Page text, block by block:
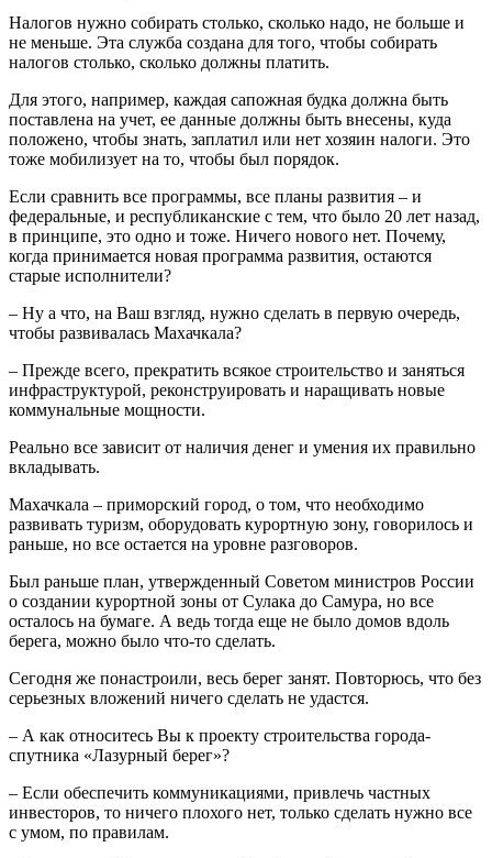
Налогов нужно собирать столько, сколько надо, не больше и
не меньше. Эта служба создана для того, чтобы собирать
налогов столько, сколько должны платить.
Для этого, например, каждая сапожная будка должна быть
поставлена на учет, ее данные должны быть внесены, куда
положено, чтобы знать, заплатил или нет хозяин налоги. Это
тоже мобилизует на то, чтобы был порядок.
Если сравнить все программы, все планы развития – и
федеральные, и республиканские с тем, что было 20 лет назад,
в принципе, это одно и тоже. Ничего нового нет. Почему,
когда принимается новая программа развития, остаются
старые исполнители?
– Ну а что, на Ваш взгляд, нужно сделать в первую очередь,
чтобы развивалась Махачкала?
– Прежде всего, прекратить всякое строительство и заняться
инфраструктурой, реконструировать и наращивать новые
коммунальные мощности.
Реально все зависит от наличия денег и умения их правильно
вкладывать.
Махачкала – приморский город, о том, что необходимо
развивать туризм, оборудовать курортную зону, говорилось и
раньше, но все остается на уровне разговоров.
Был раньше план, утвержденный Советом министров России
о создании курортной зоны от Сулака до Самура, но все
осталось на бумаге. А ведь тогда еще не было домов вдоль
берега, можно было что-то сделать.
Сегодня же понастроили, весь берег занят. Повторюсь, что без
серьезных вложений ничего сделать не удастся.
– А как относитесь Вы к проекту строительства города-
спутника «Лазурный берег»?
– Если обеспечить коммуникациями, привлечь частных
инвесторов, то ничего плохого нет, только сделать нужно все
с умом, по правилам.